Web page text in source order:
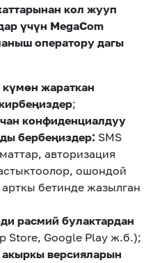
кол жууп
үчүн MegaCom
оператору дагы
жараткан
;
конфиденциалдуу
бербеңиздер: SMS
авторизация
ошондой
бетинде жазылган
расмий булактардан
Store, Google Play ж.б.);
акыркы версияларын